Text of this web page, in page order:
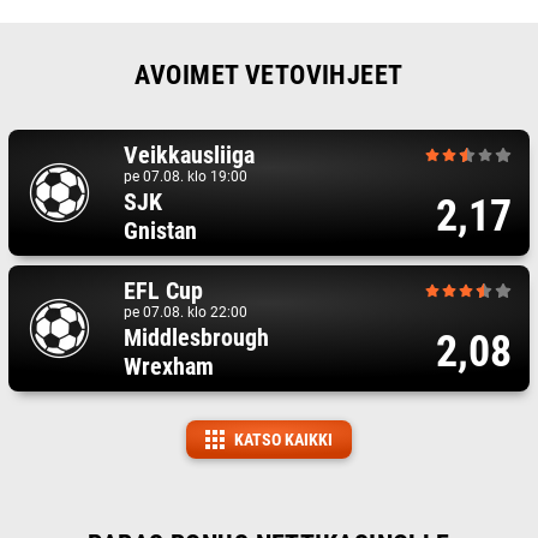
AVOIMET VETOVIHJEET
Veikkausliiga
pe 07.08. klo 19:00
SJK
Gnistan
2,17
EFL Cup
pe 07.08. klo 22:00
Middlesbrough
Wrexham
2,08
KATSO KAIKKI